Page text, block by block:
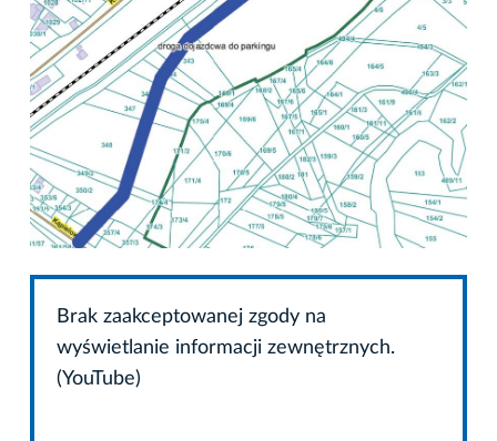
Brak zaakceptowanej zgody na
wyświetlanie informacji zewnętrznych.
(YouTube)